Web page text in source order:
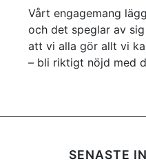
Vårt engagemang
och det speglar av
att vi alla gör allt vi
– bli riktigt nöjd med
SENASTE